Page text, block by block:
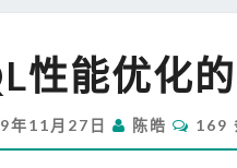
性
能
优
化
性能优化
年11月27日 陈皓
评
论
169